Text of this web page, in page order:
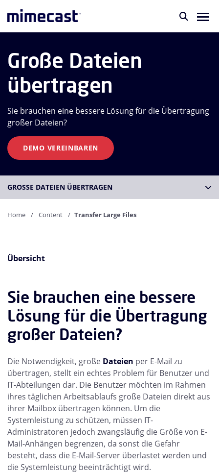
Große Dateien
übertragen
Sie brauchen eine bessere Lösung für die Übertragung
großer Dateien?
DEMO VEREINBAREN
GROSSE DATEIEN ÜBERTRAGEN
Home Content Transfer Large Files
Übersicht
Sie brauchen eine bessere
Lösung für die Übertragung
großer Dateien?
Die Notwendigkeit, große Dateien per E-Mail zu
übertragen, stellt ein echtes Problem für Benutzer und
IT-Abteilungen dar. Die Benutzer möchten im Rahmen
ihres täglichen Arbeitsablaufs große Dateien direkt aus
ihrer Mailbox übertragen können. Um die
Systemleistung zu schützen, müssen IT-
Administratoren jedoch zwangsläufig die Größe von E-
Mail-Anhängen begrenzen, da sonst die Gefahr
besteht, dass die E-Mail-Server überlastet werden und
die Systemleistung beeinträchtigt wird.